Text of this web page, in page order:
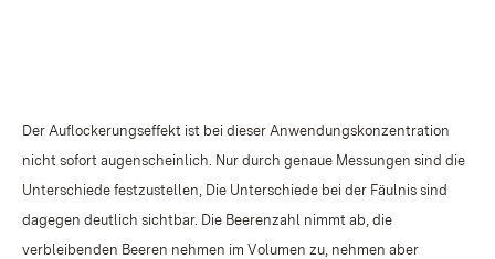
Der Auflockerungseffekt ist bei dieser Anwendungskonzentration
nicht sofort augenscheinlich. Nur durch genaue Messungen sind die
Unterschiede festzustellen, Die Unterschiede bei der Fäulnis sind
dagegen deutlich sichtbar. Die Beerenzahl nimmt ab, die
verbleibenden Beeren nehmen im Volumen zu, nehmen aber